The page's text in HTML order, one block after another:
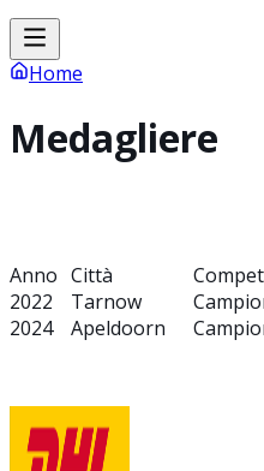
Home
Medagliere
Anno Città
2022
Tarnow
2024
Apeldoorn